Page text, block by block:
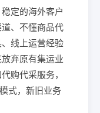
定的海外客户
、不懂商品代
线上运营经验
弃原有集运业
购代采服务，
式，新旧业务